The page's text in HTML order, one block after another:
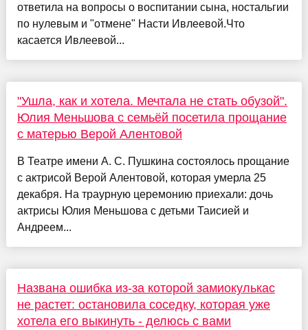
ответила на вопросы о воспитании сына, ностальгии
по нулевым и "отмене" Насти Ивлеевой.Что
касается Ивлеевой...
"Ушла, как и хотела. Мечтала не стать обузой".
Юлия Меньшова с семьёй посетила прощание
с матерью Верой Алентовой
В Театре имени А. С. Пушкина состоялось прощание
с актрисой Верой Алентовой, которая умерла 25
декабря. На траурную церемонию приехали: дочь
актрисы Юлия Меньшова с детьми Таисией и
Андреем...
Названа ошибка из-за которой замиокулькас
не растет: остановила соседку, которая уже
хотела его выкинуть - делюсь с вами